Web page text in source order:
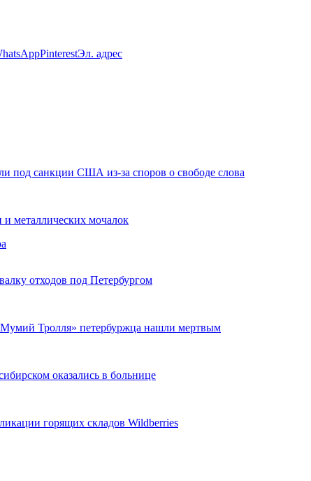
PinterestЭл. адрес
под санкции США из-за споров о свободе слова
и металлических мочалок
отходов под Петербургом
Тролля» петербуржца нашли мертвым
оказались в больнице
горящих складов Wildberries